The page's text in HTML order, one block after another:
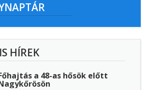
HÍREK
a 48-as hősök előtt